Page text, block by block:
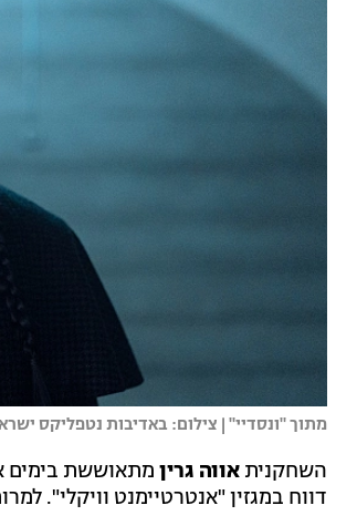
מתוך "ונסדיי" | צילום: באדיבות נטפליקס
השחקנית אווה גרין מתאוששת בימים
דווח במגזין "אנטרטיימנט וויקלי".